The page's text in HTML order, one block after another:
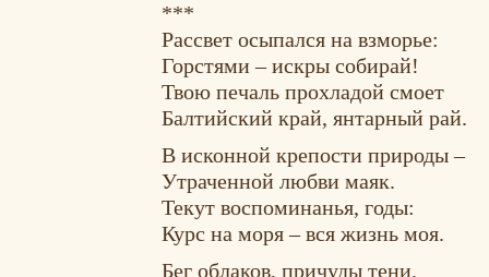
***
Рассвет осыпался на взморье:
Горстями – искры собирай!
Твою печаль прохладой смоет
Балтийский край, янтарный рай.
В исконной крепости природы –
Утраченной любви маяк.
Текут воспоминанья, годы:
Курс на моря – вся жизнь моя.
Бег облаков, причуды тени,